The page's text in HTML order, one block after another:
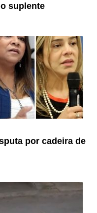
suplente
por cadeira de